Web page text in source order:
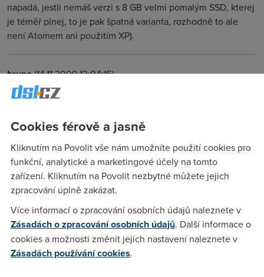
napadá, jestli nemáš verzi s 8 GB velmi pomalým SSD, kterej
je téměř plnej, to je pak špatná varianta, rozhodně to ale
není Atomem ani použitím XP).
bruno(14.11.2009 13:04:15)
Nie je to všeobecný problém win, ale problém kombinácie
nerozumie. Rieši to ovládač Flashfire, prípadne ďalšie
michal121(5.12.2009 04:16:37)
Lidi,já vás fakt nechápu,co má společného Microsoft s OS na
vašem NB.Výrobce NB rozhoduje a odpovídá za OS s kterým
svůj výrobek prodává.Nebo snad váš notas vyrobil Bill?A
nakonec jste to vy,kdo si vybírá s nekonečné nabídky
notebooků,netbooků a OS nainstalovaných na nich.Takže v
Cookies férově a jasně
Kliknutím na Povolit vše nám umožníte použití cookies pro
funkční, analytické a marketingové účely na tomto
zařízení. Kliknutím na Povolit nezbytné můžete jejich
zpracování úplně zakázat.
Více informací o zpracování osobních údajů naleznete v
Zásadách o zpracování osobních údajů. Další informace o
cookies a možnosti změnit jejich nastavení naleznete v
Zásadách používání cookies.